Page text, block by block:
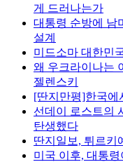
게 드러나는가
대통령 순방에 남
설계
미드소마 대한민
왜 우크라이나는
젤렌스키
[딴지만평]한국에
선데이 로스트의
탄생했다
딴지일보, 튀르키
미국 이후, 대통